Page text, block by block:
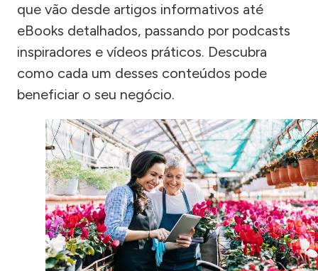
que vão desde artigos informativos até
eBooks detalhados, passando por podcasts
inspiradores e vídeos práticos. Descubra
como cada um desses conteúdos pode
beneficiar o seu negócio.